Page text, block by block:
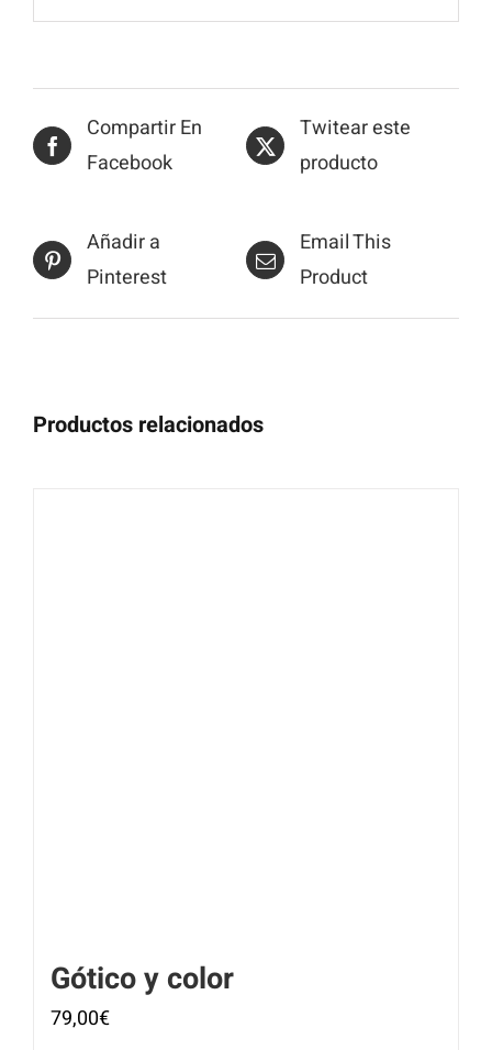
Compartir En
Facebook
Twitear este
producto
Añadir a
Pinterest
Email This
Product
Productos relacionados
Gótico y color
79,00€